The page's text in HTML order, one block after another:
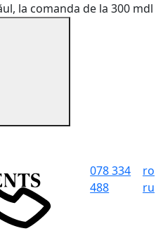
la comanda de la 300 mdl
078 334
488
ro
ru